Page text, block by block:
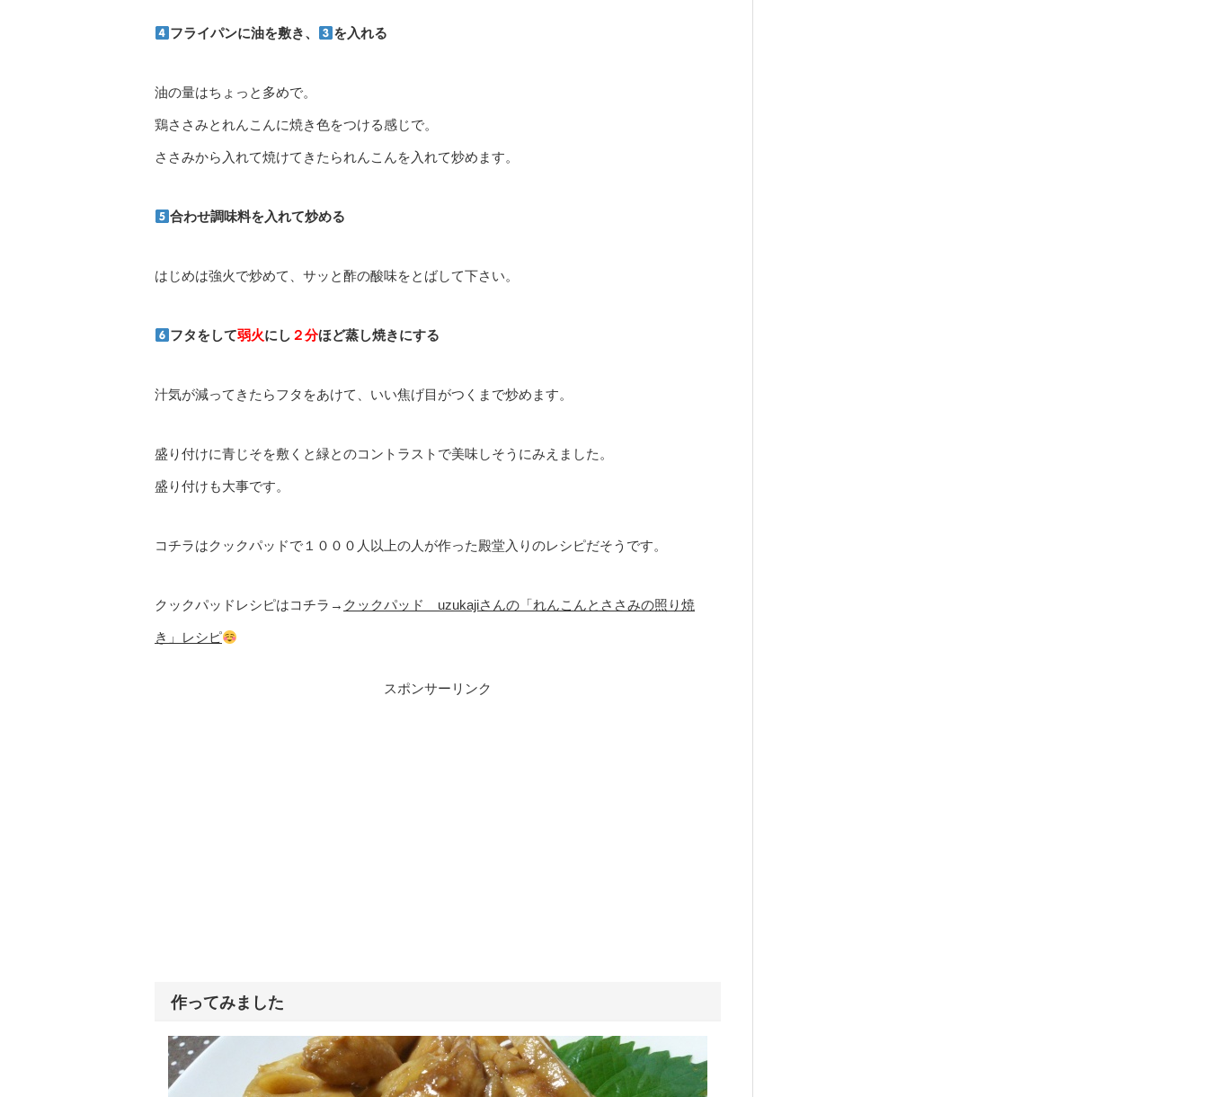
フライパンに油を敷き、 を入れる
油の量はちょっと多めで。
鶏ささみとれんこんに焼き色をつける感じで。
ささみから入れて焼けてきたられんこんを入れて炒めます。
合わせ調味料を入れて炒める
はじめは強火で炒めて、サッと酢の酸味をとばして下さい。
フタをして弱火にし ２分ほど蒸し焼きにする
汁気が減ってきたらフタをあけて、いい焦げ目がつくまで炒めます。
盛り付けに青じそを敷くと緑とのコントラストで美味しそうにみえました。
盛り付けも大事です。
コチラはクックパッドで１０００人以上の人が作った殿堂入りのレシピだそうです。
クックパッドレシピはコチラ→ クックパッド uzukajiさんの「れんこんとささみの照り焼
き」レシピ
スポンサーリンク
作ってみました